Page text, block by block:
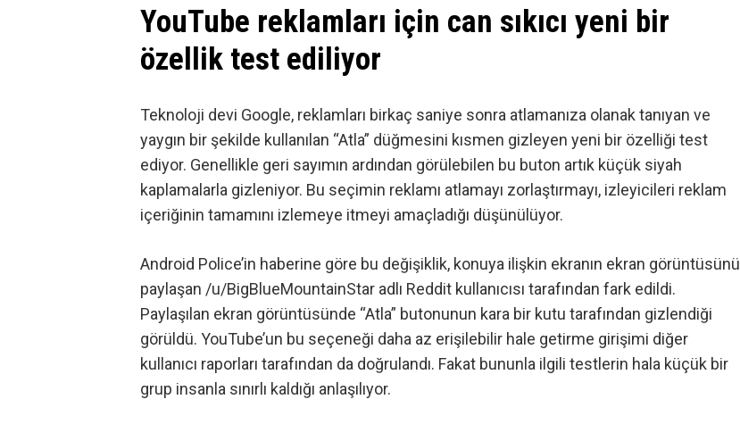
YouTube reklamları için can sıkıcı yeni bir
özellik test ediliyor
Teknoloji devi Google, reklamları birkaç saniye sonra atlamanıza olanak tanıyan ve
yaygın bir şekilde kullanılan “Atla” düğmesini kısmen gizleyen yeni bir özelliği test
ediyor. Genellikle geri sayımın ardından görülebilen bu buton artık küçük siyah
kaplamalarla gizleniyor. Bu seçimin reklamı atlamayı zorlaştırmayı, izleyicileri reklam
içeriğinin tamamını izlemeye itmeyi amaçladığı düşünülüyor.
Android Police’in haberine göre bu değişiklik, konuya ilişkin ekranın ekran görüntüsünü
paylaşan /u/BigBlueMountainStar adlı Reddit kullanıcısı tarafından fark edildi.
Paylaşılan ekran görüntüsünde “Atla” butonunun kara bir kutu tarafından gizlendiği
görüldü. YouTube’un bu seçeneği daha az erişilebilir hale getirme girişimi diğer
kullanıcı raporları tarafından da doğrulandı. Fakat bununla ilgili testlerin hala küçük bir
grup insanla sınırlı kaldığı anlaşılıyor.